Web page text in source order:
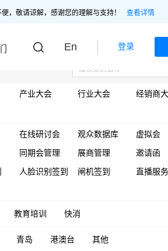
，敬请谅解，感谢您的理解与支持！ 查看详情
En 登录
产业大会 行业大会 经销商
在线研讨会 观众数据库 虚拟会
同期会管理 展商管理 邀请函
人脸识别签到 闸机签到 直播服务
教育培训 快消
青岛 港澳台 其他